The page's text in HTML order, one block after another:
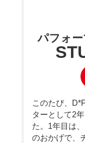
パフォ
このたび、
ターとして2
た。1年目は
のおかげで、